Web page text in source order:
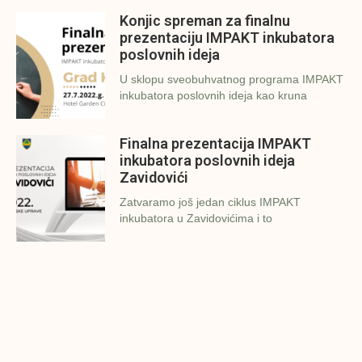
Konjic spreman za finalnu
prezentaciju IMPAKT inkubatora
poslovnih ideja
U sklopu sveobuhvatnog programa IMPAKT
inkubatora poslovnih ideja kao kruna
Finalna prezentacija IMPAKT
inkubatora poslovnih ideja
Zavidovići
Zatvaramo još jedan ciklus IMPAKT
inkubatora u Zavidovićima i to